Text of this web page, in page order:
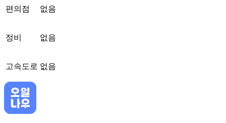
편의점 없음
정비 없음
고속도로 없음